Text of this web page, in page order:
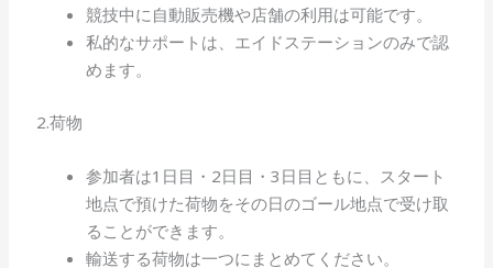
競技中に自動販売機や店舗の利用は可能です。
私的なサポートは、エイドステーションのみで認
めます。
2.荷物
参加者は1日目・2日目・3日目ともに、スタート
地点で預けた荷物をその日のゴール地点で受け取
ることができます。
輸送する荷物は一つにまとめてください。